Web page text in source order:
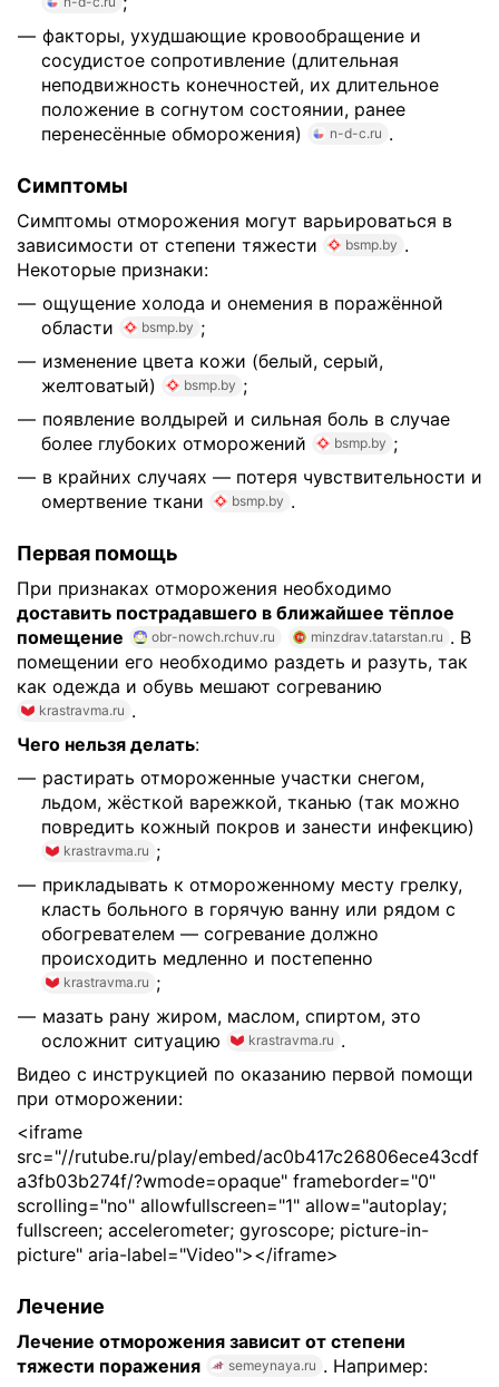
факторы, ухудшающие кровообращение и
сосудистое сопротивление (длительная
неподвижность конечностей, их длительное
положение в согнутом состоянии, ранее
перенесённые обморожения)
n-d-c.ru .
Симптомы
Симптомы отморожения могут варьироваться в
зависимости от степени тяжести
bsmp.by .
Некоторые признаки:
ощущение холода и онемения в поражённой
области
bsmp.by ;
изменение цвета кожи (белый, серый,
желтоватый)
bsmp.by ;
появление волдырей и сильная боль в случае
более глубоких отморожений
bsmp.by ;
в крайних случаях — потеря чувствительности и
омертвение ткани
bsmp.by .
Первая помощь
При признаках отморожения необходимо
доставить пострадавшего в ближайшее тёплое
помещение
obr-nowch.rchuv.ru minzdrav.tatarstan.ru . В
помещении его необходимо раздеть и разуть, так
как одежда и обувь мешают согреванию
krastravma.ru .
Чего нельзя делать:
растирать отмороженные участки снегом,
льдом, жёсткой варежкой, тканью (так можно
повредить кожный покров и занести инфекцию)
krastravma.ru ;
прикладывать к отмороженному месту грелку,
класть больного в горячую ванну или рядом с
обогревателем — согревание должно
происходить медленно и постепенно
krastravma.ru ;
мазать рану жиром, маслом, спиртом, это
осложнит ситуацию
krastravma.ru .
Видео с инструкцией по оказанию первой помощи
при отморожении:
<iframe
src="//rutube.ru/play/embed/ac0b417c26806ece43cdf
a3fb03b274f/?wmode=opaque" frameborder="0"
scrolling="no" allowfullscreen="1" allow="autoplay;
fullscreen; accelerometer; gyroscope; picture-in-
picture" aria-label="Video"></iframe>
Лечение
Лечение отморожения зависит от степени
тяжести поражения
semeynaya.ru . Например: